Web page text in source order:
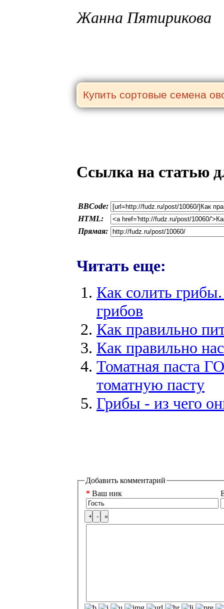
Жанна Пятирикова
Ссылка на статью
BBCode:
HTML:
Прямая:
Читать еще:
Как солить
грибов
Как правильно
Как правильно
Томатная паста
томатную пасту
Грибы - из чего
Добавить комментарий
* Ваш ник